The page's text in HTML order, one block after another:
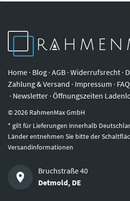
Home · Blog · AGB · Widerrufsrecht ·
Zahlung & Versand · Impressum ·
· Newsletter · Öffnungszeiten
©2026 RahmenMax GmbH
* gilt für Lieferungen innerhalb
Länder entnehmen Sie bitte der
Versandinformationen
Bruchstraße 40
Detmold, DE